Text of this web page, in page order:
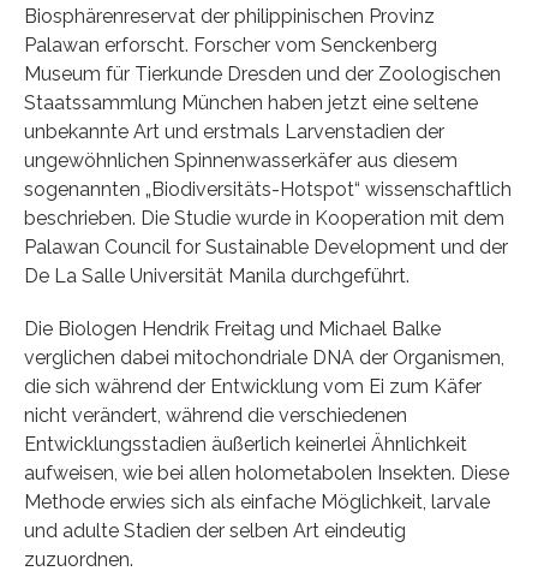
Biosphärenreservat der philippinischen Provinz
Palawan erforscht. Forscher vom Senckenberg
Museum für Tierkunde Dresden und der Zoologischen
Staatssammlung München haben jetzt eine seltene
unbekannte Art und erstmals Larvenstadien der
ungewöhnlichen Spinnenwasserkäfer aus diesem
sogenannten „Biodiversitäts-Hotspot“ wissenschaftlich
beschrieben. Die Studie wurde in Kooperation mit dem
Palawan Council for Sustainable Development und der
De La Salle Universität Manila durchgeführt.
Die Biologen Hendrik Freitag und Michael Balke
verglichen dabei mitochondriale DNA der Organismen,
die sich während der Entwicklung vom Ei zum Käfer
nicht verändert, während die verschiedenen
Entwicklungsstadien äußerlich keinerlei Ähnlichkeit
aufweisen, wie bei allen holometabolen Insekten. Diese
Methode erwies sich als einfache Möglichkeit, larvale
und adulte Stadien der selben Art eindeutig
zuzuordnen.